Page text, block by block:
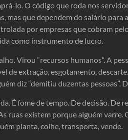
lo. O código que roda nos
mas que dependem do salário
por empresas que cobram
como instrumento de lucro.
Virou “recursos humanos”. A
de extração, esgotamento,
diz “demitiu duzentas pessoas”.
É fome de tempo. De decisão. De
ruas existem porque alguém varre.
planta, colhe, transporta, vende.